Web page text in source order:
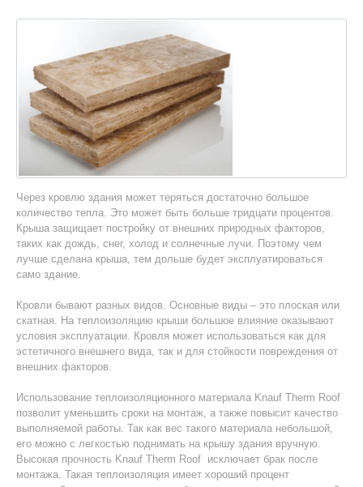
Через кровлю здания может теряться достаточно большое
количество тепла. Это может быть больше тридцати процентов.
Крыша защищает постройку от внешних природных факторов,
таких как дождь, снег, холод и солнечные лучи. Поэтому чем
лучше сделана крыша, тем дольше будет эксплуатироваться
само здание.
Кровли бывают разных видов. Основные виды – это плоская или
скатная. На теплоизоляцию крыши большое влияние оказывают
условия эксплуатации. Кровля может использоваться как для
эстетичного внешнего вида, так и для стойкости повреждения от
внешних факторов.
Использование теплоизоляционного материала Knauf Therm Roof
позволит уменьшить сроки на монтаж, а также повысит качество
выполняемой работы. Так как вес такого материала небольшой,
его можно с легкостью поднимать на крышу здания вручную.
Высокая прочность Knauf Therm Roof исключает брак после
монтажа. Такая теплоизоляция имеет хороший процент